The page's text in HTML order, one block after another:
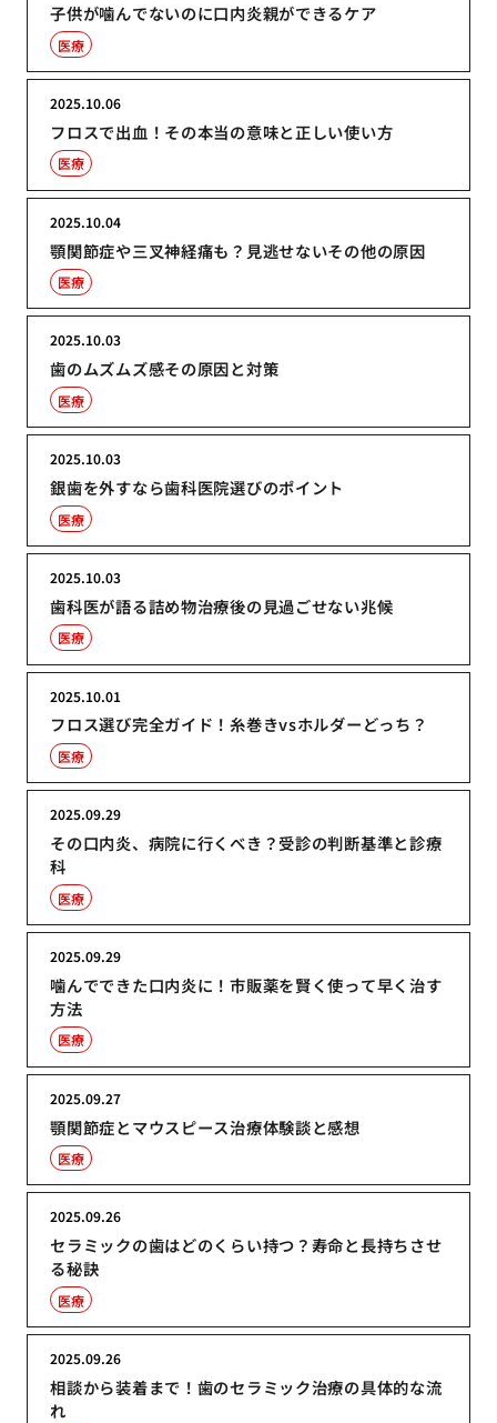
子供が噛んでないのに口内炎親ができるケア
医療
フロスで出血！その本当の意味と正しい使い方
2025.10.06
医療
顎関節症や三叉神経痛も？見逃せないその他の原因
2025.10.04
医療
歯のムズムズ感その原因と対策
2025.10.03
医療
銀歯を外すなら歯科医院選びのポイント
2025.10.03
医療
歯科医が語る詰め物治療後の見過ごせない兆候
2025.10.03
医療
フロス選び完全ガイド！糸巻きvsホルダーどっち？
2025.10.01
医療
その口内炎、病院に行くべき？受診の判断基準と診療
科
2025.09.29
医療
噛んでできた口内炎に！市販薬を賢く使って早く治す
方法
2025.09.29
医療
顎関節症とマウスピース治療体験談と感想
2025.09.27
医療
セラミックの歯はどのくらい持つ？寿命と長持ちさせ
る秘訣
2025.09.26
医療
相談から装着まで！歯のセラミック治療の具体的な流
れ
2025.09.26